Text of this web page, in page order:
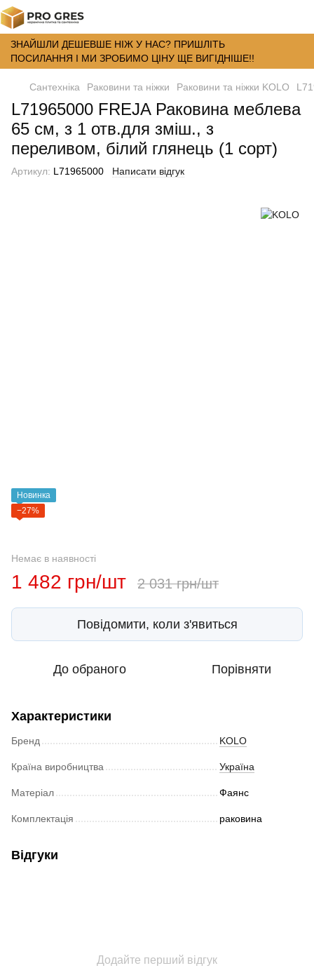
ЗНАЙШЛИ ДЕШЕВШЕ НІЖ У НАС? ПРИШЛІТЬ
ПОСИЛАННЯ І МИ ЗРОБИМО ЦІНУ ЩЕ ВИГІДНІШЕ!!
Сантехніка Раковини та ніжки Раковини та ніжки KOLO
L71965000 FREJA Раковина меблева
65 см, з 1 отв.для зміш., з
переливом, білий глянець (1 сорт)
Артикул: L71965000 Написати відгук
Новинка
−27%
Немає в наявності
1 482 грн/шт 2 031 грн/шт
Повідомити, коли з'явиться
До обраного Порівняти
Характеристики
Бренд KOLO
Країна виробництва Україна
Матеріал Фаянс
Комплектація раковина
Відгуки
Додайте перший відгук